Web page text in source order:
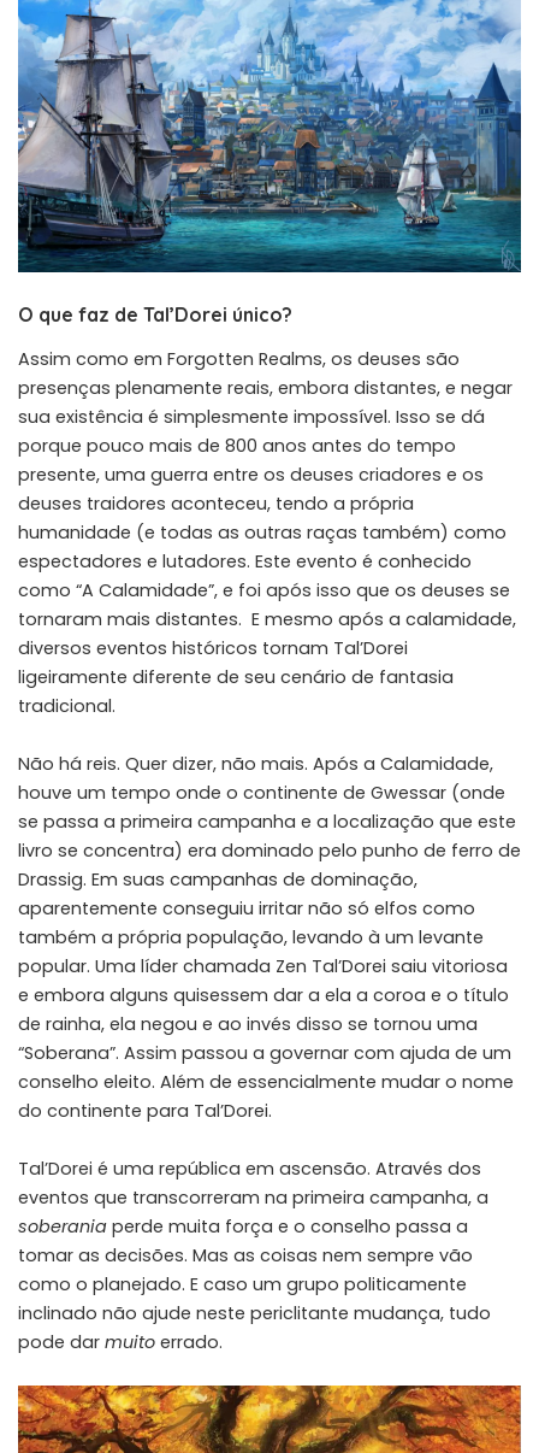
O que faz de Tal’Dorei único?
Assim como em Forgotten Realms, os deuses são
presenças plenamente reais, embora distantes, e negar
sua existência é simplesmente impossível. Isso se dá
porque pouco mais de 800 anos antes do tempo
presente, uma guerra entre os deuses criadores e os
deuses traidores aconteceu, tendo a própria
humanidade (e todas as outras raças também) como
espectadores e lutadores. Este evento é conhecido
como “A Calamidade”, e foi após isso que os deuses se
tornaram mais distantes. E mesmo após a calamidade,
diversos eventos históricos tornam Tal’Dorei
ligeiramente diferente de seu cenário de fantasia
tradicional.
Não há reis. Quer dizer, não mais. Após a Calamidade,
houve um tempo onde o continente de Gwessar (onde
se passa a primeira campanha e a localização que este
livro se concentra) era dominado pelo punho de ferro de
Drassig. Em suas campanhas de dominação,
aparentemente conseguiu irritar não só elfos como
também a própria população, levando à um levante
popular. Uma líder chamada Zen Tal’Dorei saiu vitoriosa
e embora alguns quisessem dar a ela a coroa e o título
de rainha, ela negou e ao invés disso se tornou uma
“Soberana”. Assim passou a governar com ajuda de um
conselho eleito. Além de essencialmente mudar o nome
do continente para Tal’Dorei.
Tal’Dorei é uma república em ascensão. Através dos
eventos que transcorreram na primeira campanha, a
soberania perde muita força e o conselho passa a
tomar as decisões. Mas as coisas nem sempre vão
como o planejado. E caso um grupo politicamente
inclinado não ajude neste periclitante mudança, tudo
pode dar muito errado.